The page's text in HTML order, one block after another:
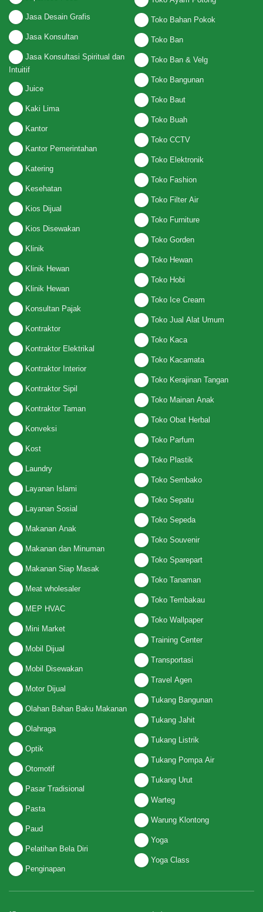
Jasa Desain Grafis
Jasa Konsultan
Jasa Konsultasi Spiritual dan
Intuitif
Juice
Kaki Lima
Kantor
Kantor Pemerintahan
Katering
Kesehatan
Kios Dijual
Kios Disewakan
Klinik
Klinik Hewan
Klinik Hewan
Konsultan Pajak
Kontraktor
Kontraktor Elektrikal
Kontraktor Interior
Kontraktor Sipil
Kontraktor Taman
Konveksi
Kost
Laundry
Layanan Islami
Layanan Sosial
Makanan Anak
Makanan dan Minuman
Makanan Siap Masak
Meat wholesaler
MEP HVAC
Mini Market
Mobil Dijual
Mobil Disewakan
Motor Dijual
Olahan Bahan Baku Makanan
Olahraga
Optik
Otomotif
Pasar Tradisional
Pasta
Paud
Pelatihan Bela Diri
Penginapan
Toko Bahan Pokok
Toko Ban
Toko Ban & Velg
Toko Bangunan
Toko Baut
Toko Buah
Toko CCTV
Toko Elektronik
Toko Fashion
Toko Filter Air
Toko Furniture
Toko Gorden
Toko Hewan
Toko Hobi
Toko Ice Cream
Toko Jual Alat Umum
Toko Kaca
Toko Kacamata
Toko Kerajinan Tangan
Toko Mainan Anak
Toko Obat Herbal
Toko Parfum
Toko Plastik
Toko Sembako
Toko Sepatu
Toko Sepeda
Toko Souvenir
Toko Sparepart
Toko Tanaman
Toko Tembakau
Toko Wallpaper
Training Center
Transportasi
Travel Agen
Tukang Bangunan
Tukang Jahit
Tukang Listrik
Tukang Pompa Air
Tukang Urut
Warteg
Warung Klontong
Yoga
Yoga Class